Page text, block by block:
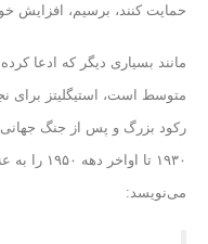
حمایت کنند، برسیم، افزایش
مانند بسیاری دیگر که ادعا
متوسط ​​است، استیگلیتز برای
رکود بزرگ و پس از جنگ جهانی
۱۹۳۰ تا
می‌نویسد: